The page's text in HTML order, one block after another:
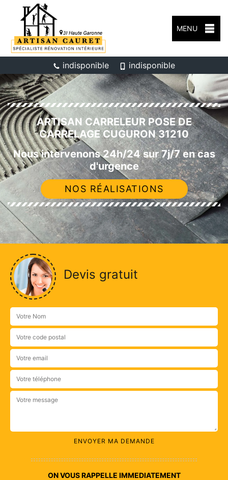
MENU
indisponible indisponible
ARTISAN CARRELEUR POSE DE
CARRELAGE CUGURON 31210
Nous intervenons 24h/24 sur 7j/7 en cas
d'urgence
NOS RÉALISATIONS
Devis gratuit
ON VOUS RAPPELLE IMMEDIATEMENT